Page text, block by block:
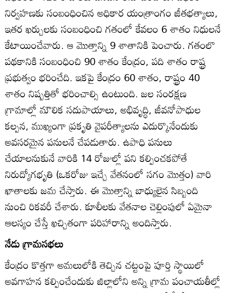
నిర్వహణకు సంబంధించిన అధికార యంత్రాంగం జీతభత్యాలు,
ఇతర ఖర్చులకు సంబంధించి గతంలో కేవలం 6 శాతం నిధులనే
కేటాయించేవారు. ఆ మొత్తాన్ని 9 శాతానికి పెంచారు. గతంలొ
పథకానికి సంబంధించి 90 శాతం కేంద్రం, పది శాతం రాష్ట్ర
ప్రభుత్వం భరించేది. ఇకపై కేంద్రం 60 శాతం, రాష్ట్రం 40
శాతం నిష్పత్తితో భరించాల్సి ఉంటుంది. జల సంరక్షణ
గ్రామాల్లో మౌలిక సదుపాయాలు, అభివృద్ధి, జీవనోపాధుల
కల్పన, ముఖ్యంగా ప్రకృతి వైపరీత్యాలను ఎదుర్కొనేందుకు
అవసరమైన పనులనే చేపడుతారు. ఉపాధి పనులు
చేయాలనుకునే వారికి 14 రోజుల్లో పని కల్పించకపోతే
నిరుద్యోగభృతి (ఒకరోజు ఇచ్చే వేతనంలో సగం మొత్తం) వారి
ఖాతాలకు జమ చేస్తారు. ఈ మొత్తాన్ని బాధ్యులైన సిబ్బంది
నుంచి రికవరీ చేశారు. కూలీలకు వేతనాల చెల్లింపులో ఏమైనా
ఆలస్యం చేస్తే ఖచ్చితంగా పరిహారాన్ని అందిస్తారు.
నేడు గ్రామసభలు
కేంద్రం కొత్తగా అమలులోకి తెచ్చిన చట్టంపై పూర్తి స్థాయిలో
అవగాహన కల్పించేందుకు జిల్లాలోని అన్ని గ్రామ పంచాయతీల్లో